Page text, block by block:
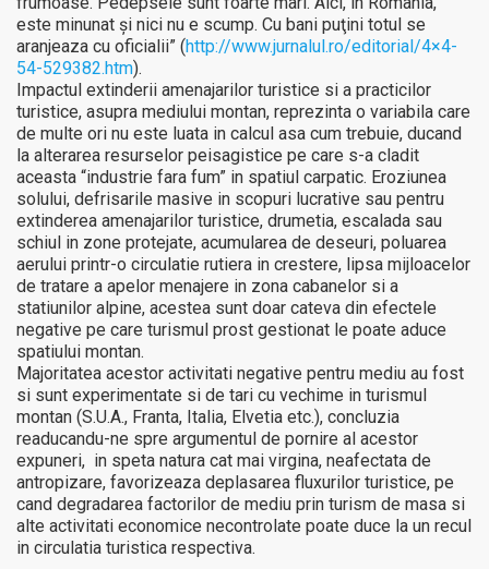
este minunat şi nici nu e scump. Cu bani puţini totul se
aranjeaza cu oficialii” (http://www.jurnalul.ro/editorial/4×4-
54-529382.htm).
Impactul extinderii amenajarilor turistice si a practicilor
turistice, asupra mediului montan, reprezinta o variabila care
de multe ori nu este luata in calcul asa cum trebuie, ducand
la alterarea resurselor peisagistice pe care s-a cladit
aceasta “industrie fara fum” in spatiul carpatic. Eroziunea
solului, defrisarile masive in scopuri lucrative sau pentru
extinderea amenajarilor turistice, drumetia, escalada sau
schiul in zone protejate, acumularea de deseuri, poluarea
aerului printr-o circulatie rutiera in crestere, lipsa mijloacelor
de tratare a apelor menajere in zona cabanelor si a
statiunilor alpine, acestea sunt doar cateva din efectele
negative pe care turismul prost gestionat le poate aduce
spatiului montan.
Majoritatea acestor activitati negative pentru mediu au fost
si sunt experimentate si de tari cu vechime in turismul
montan (S.U.A., Franta, Italia, Elvetia etc.), concluzia
readucandu-ne spre argumentul de pornire al acestor
expuneri, in speta natura cat mai virgina, neafectata de
antropizare, favorizeaza deplasarea fluxurilor turistice, pe
cand degradarea factorilor de mediu prin turism de masa si
alte activitati economice necontrolate poate duce la un recul
in circulatia turistica respectiva.